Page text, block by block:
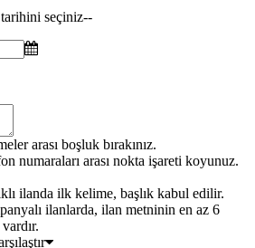
tarihini seçiniz--
arası boşluk bırakınız.
numaraları arası nokta işareti koyunuz.
ilanda ilk kelime, başlık kabul edilir.
ilanlarda, ilan metninin en az 6